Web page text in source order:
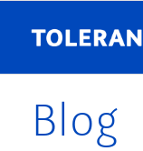
Blog